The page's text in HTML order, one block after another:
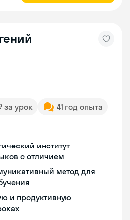
за урок
41 год опыта
институт
с отличием
метод для
и продуктивную